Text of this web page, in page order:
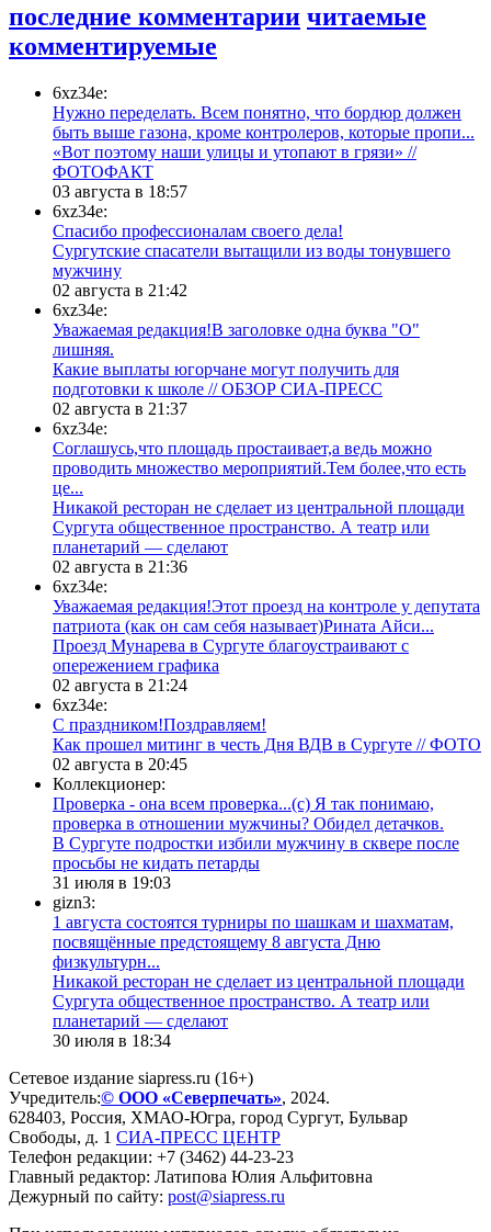
последние комментарии читаемые
комментируемые
6xz34e:
Нужно переделать. Всем понятно, что бордюр должен
быть выше газона, кроме контролеров, которые пропи...
«Вот поэтому наши улицы и утопают в грязи» //
ФОТОФАКТ
03 августа в 18:57
6xz34e:
Спасибо профессионалам своего дела!
Сургутские спасатели вытащили из воды тонувшего
мужчину
02 августа в 21:42
6xz34e:
Уважаемая редакция!В заголовке одна буква "О"
лишняя.
Какие выплаты югорчане могут получить для
подготовки к школе // ОБЗОР СИА-ПРЕСС
02 августа в 21:37
6xz34e:
Соглашусь,что площадь простаивает,а ведь можно
проводить множество мероприятий.Тем более,что есть
це...
​Никакой ресторан не сделает из центральной площади
Сургута общественное пространство. А театр или
планетарий — сделают
02 августа в 21:36
6xz34e:
Уважаемая редакция!Этот проезд на контроле у депутата
патриота (как он сам себя называет)Рината Айси...
​Проезд Мунарева в Сургуте благоустраивают с
опережением графика
02 августа в 21:24
6xz34e:
С праздником!Поздравляем!
Как прошел митинг в честь Дня ВДВ в Сургуте // ФОТО
02 августа в 20:45
Коллекционер:
Проверка - она всем проверка...(с) Я так понимаю,
проверка в отношении мужчины? Обидел детачков.
В Сургуте подростки избили мужчину в сквере после
просьбы не кидать петарды
31 июля в 19:03
gizn3:
1 августа состоятся турниры по шашкам и шахматам,
посвящённые предстоящему 8 августа Дню
физкультурн...
​Никакой ресторан не сделает из центральной площади
Сургута общественное пространство. А театр или
планетарий — сделают
30 июля в 18:34
Сетевое издание siapress.ru (16+)
Учредитель:© ООО «Северпечать», 2024.
628403, Россия, ХМАО-Югра, город Сургут, Бульвар
Свободы, д. 1 СИА-ПРЕСС ЦЕНТР
Телефон редакции: +7 (3462) 44-23-23
Главный редактор: Латипова Юлия Альфитовна
Дежурный по сайту: post@siapress.ru